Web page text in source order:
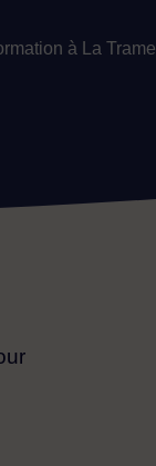
à La Trame